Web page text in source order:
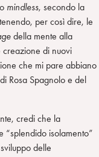
mindless, secondo la
per così dire, le
della mente alla
creazione di nuovi
che mi pare abbiano
Rosa Spagnolo e del
credi che la
“splendido isolamento”
delle